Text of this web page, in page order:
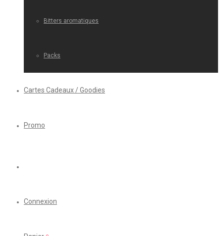
Bitters aromatiques
Packs
Cartes Cadeaux / Goodies
Promo
Connexion